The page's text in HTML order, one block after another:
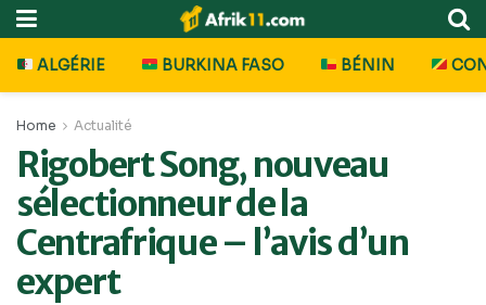
ALGÉRIE BURKINA FASO BÉNIN
Home Actualité
Rigobert Song, nouveau
sélectionneur de la
Centrafrique – l’avis d’un
expert